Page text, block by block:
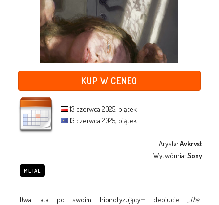
KUP W CENEO
13 czerwca 2025, piątek
13 czerwca 2025, piątek
Arysta:Avkrvst
Wytwórnia:Sony
METAL
Dwa lata po swoim hipnotyzującym debiucie „The